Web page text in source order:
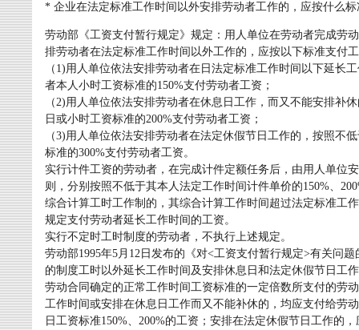
* 企业在法定标准工作时间以外安排劳动者工作的，应按什么
劳动部《工资支付暂行规定》规定：用人单位在劳动者完成劳
排劳动者在法定标准工作时间以外工作的，应按以下标准支付
（1)用人单位依法安排劳动者在日法定标准工作时间以下延长
者本人小时工资标准的150%支付劳动者工资；
（2)用人单位依法安排劳动者在休息日工作，而又不能安排补
日或小时工资标准的200%支付劳动者工资；
（3)用人单位依法安排劳动者在法定休假节日工作的，按照不
标准的300%支付劳动者工资。
实行计件工资的劳动者，在完成计件定额任务后，由用人单位
则，分别按照不低于其本人法定工作时间计件单价的150%、
综合计算工时工作制的，其综合计算工作时间超过法定标准工
规定支付劳动者延长工作时间的工资。
实行不定时工时制度的劳动者，不执行上述规定。
劳动部1995年5月12日发布的《对<工资支付暂行规定>有关问
的制度工时以外延长工作时间及安排休息日和法定休假节日工
劳动合同确定的正常工作时间工资标准的一定倍数所支付的劳
工作时间或安排在休息日工作而又不能补休的，均应支付给劳
日工资标准150%、200%的工资；安排在法定休假节日工作的